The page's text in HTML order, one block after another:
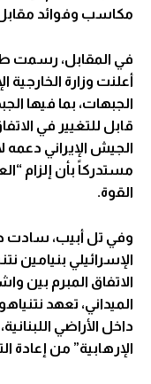
مكاسب وفوائد مقابل
في المقابل، رسمت
أعلنت وزارة الخارجية
الجبهات، بما فيها
قابل للتغيير في
الجيش الإيراني دعمه
مستدركاً بأن إلزام
القوة.
وفي تل أبيب، سادت
الإسرائيلي بنيامين
الاتفاق المبرم بين
الميداني، تعهد
داخل الأراضي
الإرهابية” من إعادة